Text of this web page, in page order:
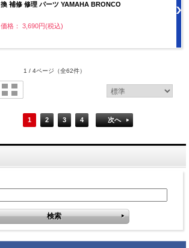
換 補修 修理 パーツ YAMAHA BRONCO
価格： 3,690円(税込)
1 / 4ページ （全62件）
1 2 3 4 次へ